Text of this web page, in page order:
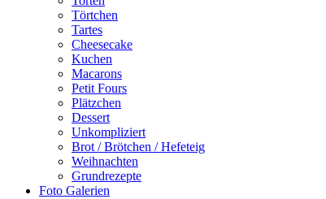
Törtchen
Tartes
Cheesecake
Kuchen
Macarons
Petit Fours
Plätzchen
Dessert
Unkompliziert
Brot / Brötchen / Hefeteig
Weihnachten
Grundrezepte
Foto Galerien